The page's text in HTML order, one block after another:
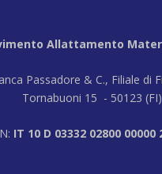
Allattamento
Passadore & C., Filiale di
Tornabuoni 15 - 50123 (FI)
IT 10 D 03332 02800 00000